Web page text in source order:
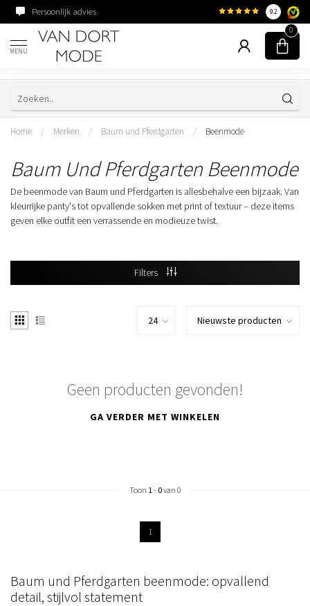
Persoonlijk advies Familiebedrijf sinds
9.2
MENU
0
Home / Merken / Baum und Pferdgarten / Beenmode
Baum Und Pferdgarten Beenmode
De beenmode van Baum und Pferdgarten is allesbehalve een bijzaak. Van
kleurrijke panty's tot opvallende sokken met print of textuur – deze items
geven elke outfit een verrassende en modieuze twist.
Filters
Geen producten gevonden!
GA VERDER MET WINKELEN
Toon 1 - 0van 0
1
Baum und Pferdgarten beenmode: opvallend
detail, stijlvol statement